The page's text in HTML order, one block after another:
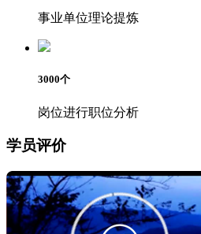
事业单位理论提炼
3000个
岗位进行职位分析
学员评价